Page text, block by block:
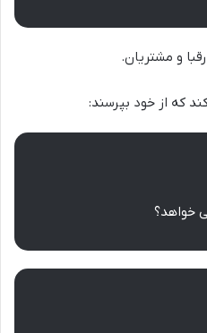
و مشتریان.
که از خود بپرسند:
خواهد؟